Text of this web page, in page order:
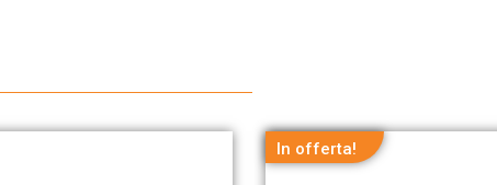
In offerta!